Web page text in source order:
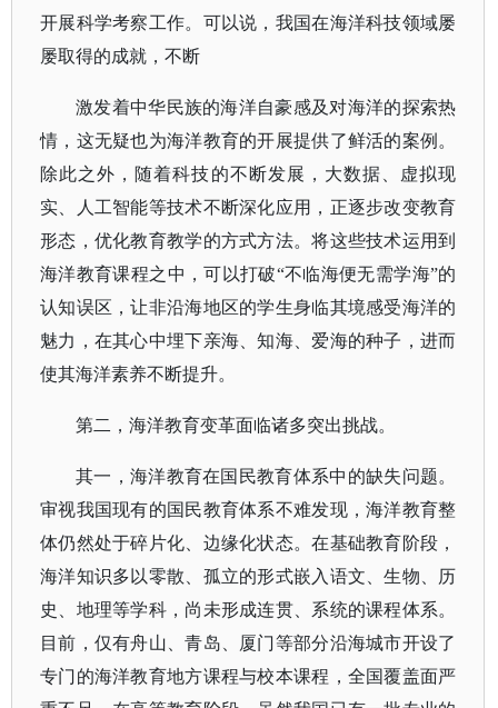
开展科学考察工作。可以说，我国在海洋科技领域屡
屡取得的成就，不断
激发着中华民族的海洋自豪感及对海洋的探索热
情，这无疑也为海洋教育的开展提供了鲜活的案例。
除此之外，随着科技的不断发展，大数据、虚拟现
实、人工智能等技术不断深化应用，正逐步改变教育
形态，优化教育教学的方式方法。将这些技术运用到
海洋教育课程之中，可以打破“不临海便无需学海”的
认知误区，让非沿海地区的学生身临其境感受海洋的
魅力，在其心中埋下亲海、知海、爱海的种子，进而
使其海洋素养不断提升。
第二，海洋教育变革面临诸多突出挑战。
其一，海洋教育在国民教育体系中的缺失问题。
审视我国现有的国民教育体系不难发现，海洋教育整
体仍然处于碎片化、边缘化状态。在基础教育阶段，
海洋知识多以零散、孤立的形式嵌入语文、生物、历
史、地理等学科，尚未形成连贯、系统的课程体系。
目前，仅有舟山、青岛、厦门等部分沿海城市开设了
专门的海洋教育地方课程与校本课程，全国覆盖面严